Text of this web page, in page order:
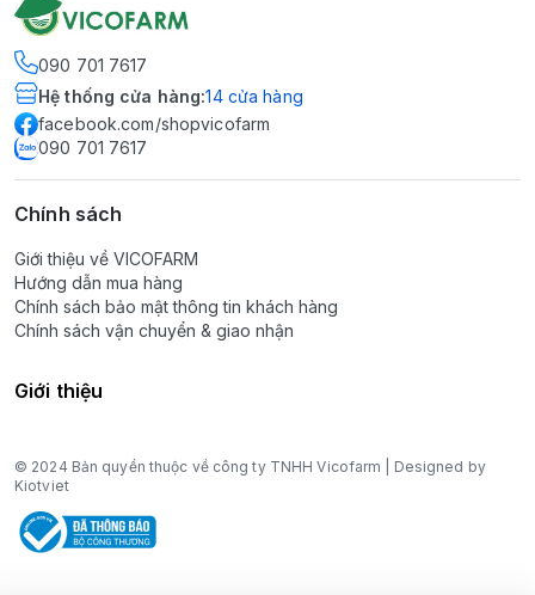
090 701 7617
Hệ thống cửa hàng:14 cửa hàng
facebook.com/shopvicofarm
090 701 7617
Chính sách
Giới thiệu về VICOFARM
Hướng dẫn mua hàng
Chính sách bảo mật thông tin khách hàng
Chính sách vận chuyển & giao nhận
Giới thiệu
© 2024 Bản quyền thuộc về công ty TNHH Vicofarm | Designed by
Kiotviet